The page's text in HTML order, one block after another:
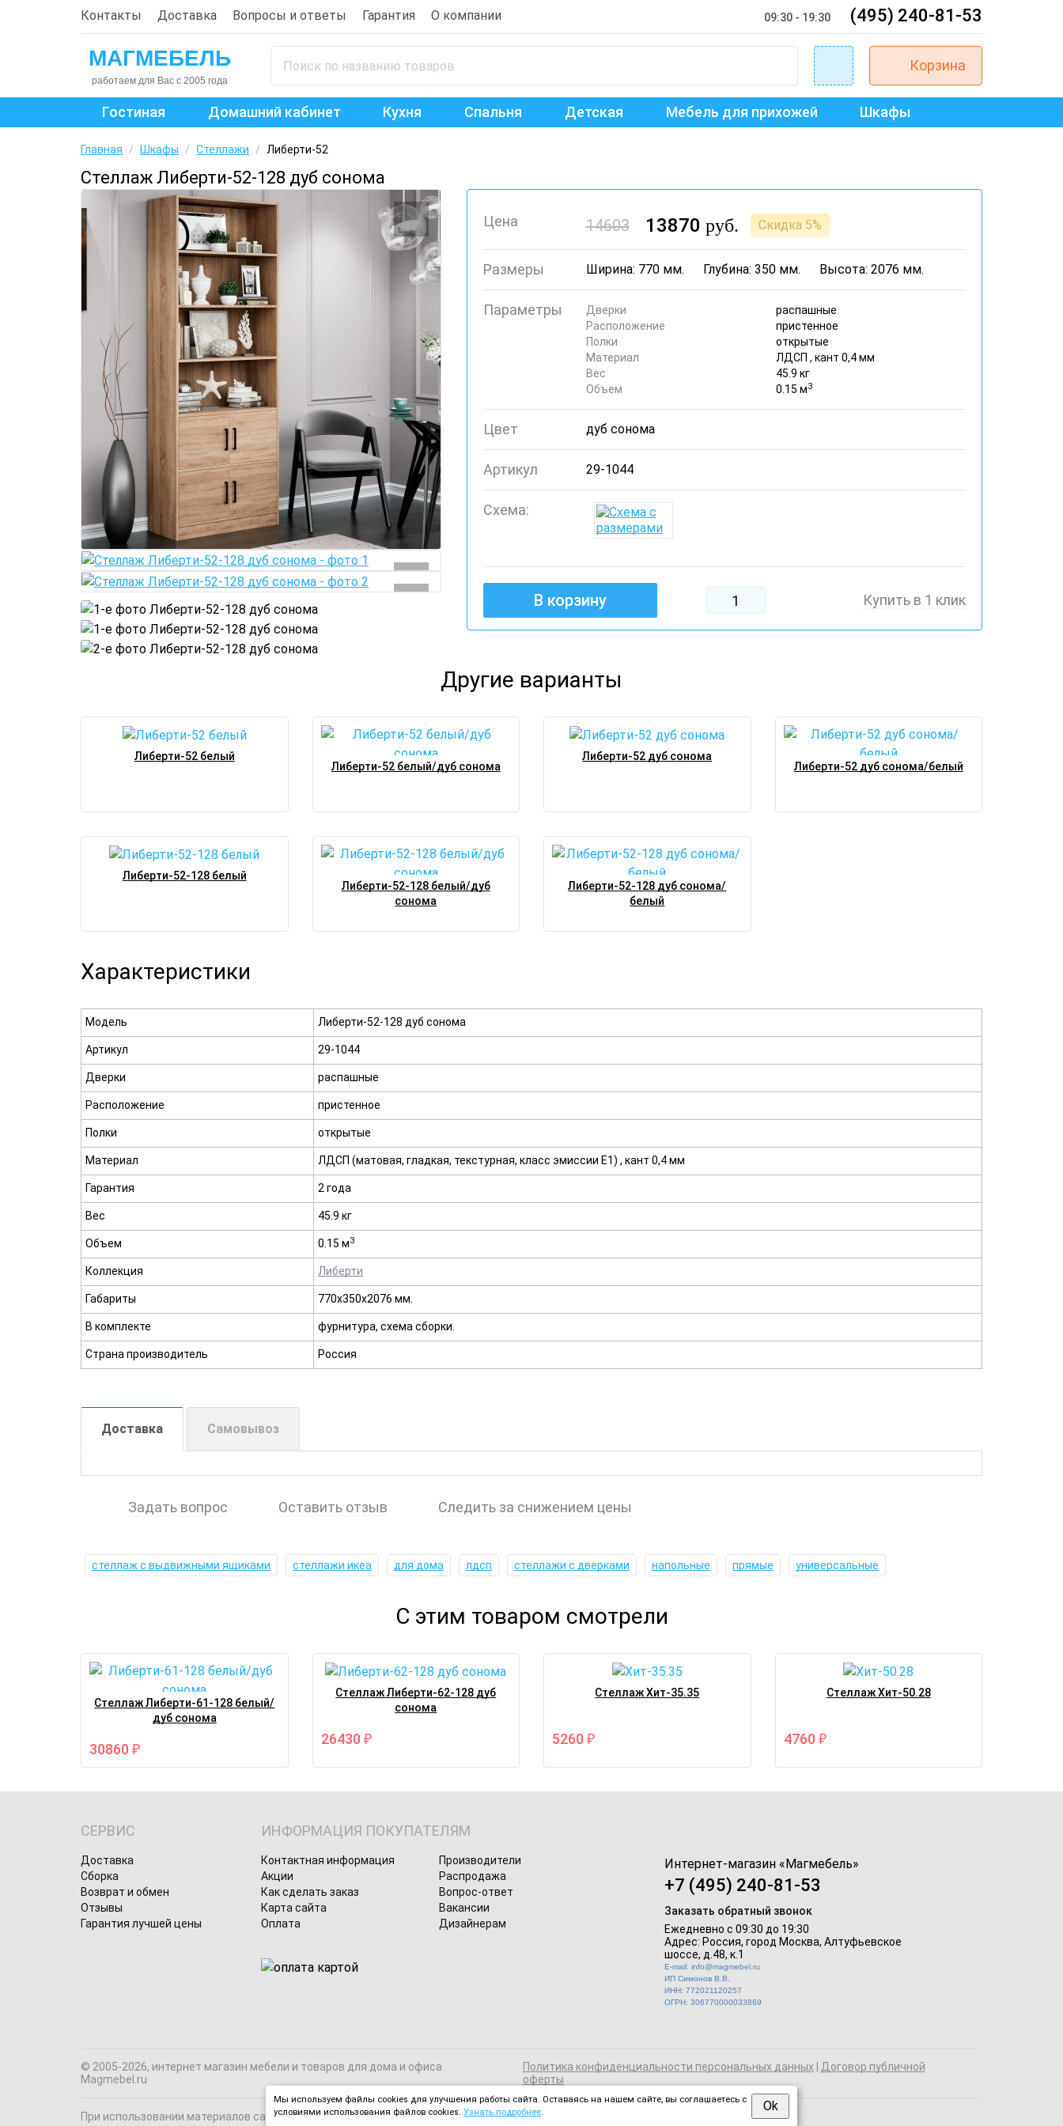
Контакты Доставка Вопросы и ответы Гарантия О компании 09:30 - 19:30 (495) 240-81-53
Корзина
Гостиная Домашний кабинет Кухня Спальня Детская Мебель для прихожей Шкафы
Главная / Шкафы / Стеллажи / Либерти-52
Стеллаж Либерти-52-128 дуб сонома
Цена 14603 13870 руб. Скидка 5%
Размеры Ширина: 770 мм. Глубина: 350 мм. Высота: 2076 мм.
Параметры Дверки
распашные
Расположение
пристенное
Полки
открытые
Материал
ЛДСП , кант 0,4 мм
Вес
45.9 кг
Объем
0.15 м3
Цвет дуб сонома
Артикул 29-1044
Схема:
В корзину Купить в 1 клик
Другие варианты
Либерти-52 белый
Либерти-52 белый/дуб сонома
Либерти-52 дуб сонома
Либерти-52 дуб сонома/белый
Либерти-52-128 белый
Либерти-52-128 белый/дуб
сонома
Либерти-52-128 дуб сонома/
белый
Характеристики
Модель Либерти-52-128 дуб сонома
Артикул 29-1044
Дверки распашные
Расположение пристенное
Полки открытые
Материал ЛДСП (матовая, гладкая, текстурная, класс эмиссии E1) , кант 0,4 мм
Гарантия 2 года
Вес 45.9 кг
Объем 0.15 м3
Коллекция Либерти
Габариты 770х350х2076 мм.
В комплекте фурнитура, схема сборки.
Страна производитель Россия
Доставка Самовывоз
Задать вопрос Оставить отзыв Следить за снижением цены
стеллаж с выдвижными ящиками стеллажи икеа для дома лдсп стеллажи с дверками напольные прямые универсальные
С этим товаром смотрели
Стеллаж Либерти-61-128 белый/
дуб сонома
30860 ₽
Стеллаж Либерти-62-128 дуб
сонома
26430 ₽
Стеллаж Хит-35.35
5260 ₽
Стеллаж Хит-50.28
4760 ₽
СЕРВИС
Доставка
Сборка
Возврат и обмен
Отзывы
Гарантия лучшей цены
ИНФОРМАЦИЯ ПОКУПАТЕЛЯМ
Контактная информация
Производители
Акции
Распродажа
Как сделать заказ
Вопрос-ответ
Карта сайта
Вакансии
Оплата
Дизайнерам
Интернет-магазин «Магмебель»
+7 (495) 240-81-53
Заказать обратный звонок
Ежедневно с 09:30 до 19:30
Адрес: Россия, город Москва, Алтуфьевское
шоссе, д.48, к.1
E-mail: info@magmebel.ru
ИП Симонов В.В.
ИНН: 772021120257
ОГРН: 306770000033869
© 2005-2026, интернет магазин мебели и товаров для дома и офиса
Magmebel.ru
Политика конфиденциальности персональных данных
Договор публичной
оферты
При использовании материалов сайта на сторонних ресурсах активная ссылка на magmebel.ru обязательна.
Мы используем файлы cookies для улучшения работы сайта. Оставаясь на нашем сайте, вы соглашаетесь с
условиями использования файлов cookies. Узнать подробнее. Ok